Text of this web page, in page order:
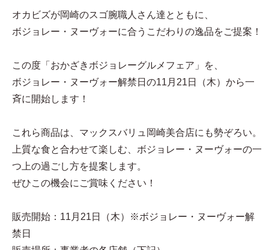
オカビズが岡崎のスゴ腕職人さん達とともに、
ボジョレー・ヌーヴォーに合うこだわりの逸品をご提案！
この度「おかざきボジョレーグルメフェア」を、
ボジョレー・ヌーヴォー解禁日の11月21日（木）から一
斉に開始します！
これら商品は、マックスバリュ岡崎美合店にも勢ぞろい。
上質な食と合わせて楽しむ、ボジョレー・ヌーヴォーの一
つ上の過ごし方を提案します。
ぜひこの機会にご賞味ください！
販売開始：11月21日（木）※ボジョレー・ヌーヴォー解
禁日